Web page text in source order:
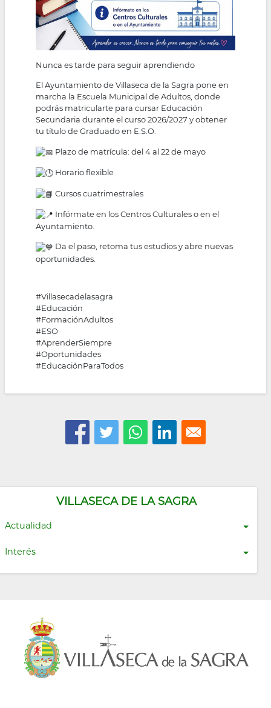
VILLASECA DE LA SAGRA
Actualidad
Interés
Nunca es tarde para seguir aprendiendo
El Ayuntamiento de Villaseca de la Sagra pone en
marcha la Escuela Municipal de Adultos, donde
podrás matricularte para cursar Educación
Secundaria durante el curso 2026/2027 y obtener
tu título de Graduado en E.S.O.
Plazo de matrícula: del 4 al 22 de mayo
Horario flexible
Cursos cuatrimestrales
Infórmate en los Centros Culturales o en el
Ayuntamiento.
Da el paso, retoma tus estudios y abre nuevas
oportunidades.
#Villasecadelasagra
#Educación
#FormaciónAdultos
#ESO
#AprenderSiempre
#Oportunidades
#EducaciónParaTodos